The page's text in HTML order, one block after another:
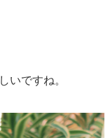
いですね。